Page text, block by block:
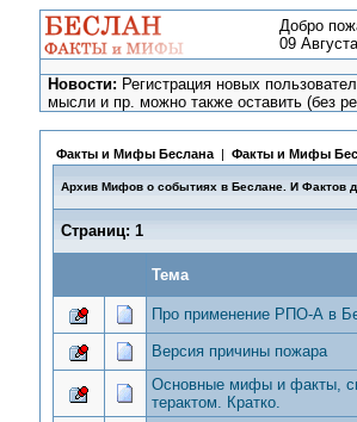
Добро
09
Новости: Регистрация новых
мысли и пр. можно также оставить (без
Факты и Мифы Беслана| Факты и Мифы
Архив Мифов о событиях в Беслане. И Фактов
Страниц: 1
Тема
Про применение РПО-А в
Версия причины пожара
Основные мифы и факты,
терактом. Кратко.